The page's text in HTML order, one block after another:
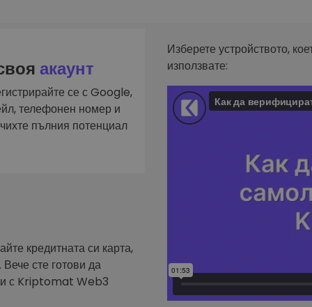
за
Повтаряща се печалба
акаунт
се с Google,
телефонен номер и
пълния потенциал
кредитната си карта,
сте готови да
с Kriptomat Web3
Изберете устройството,
използвате: